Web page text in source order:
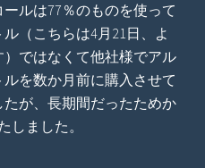
ルは77％のものを使って
（こちらは4月21日、よ
ではなくて他社様でアル
を数か月前に購入させて
が、長期間だったためか
しました。